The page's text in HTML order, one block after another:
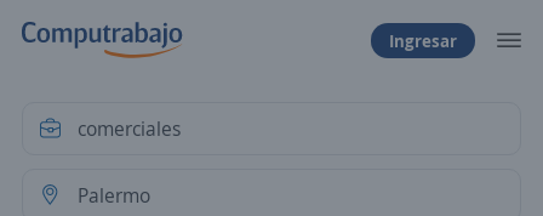
Ingresar